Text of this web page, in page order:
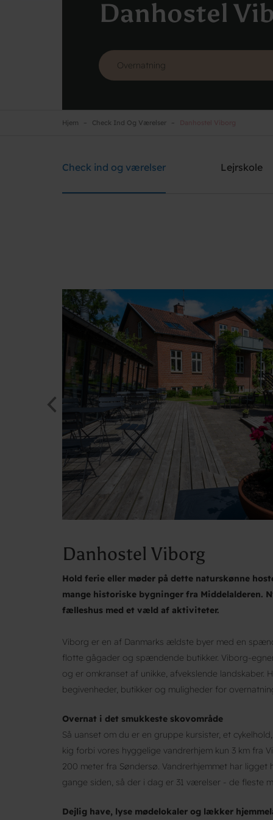
Danhostel
Danhostel Viborg
Hjem Check Ind Og Værelser
Check ind og værelser Lejrskole
Danhostel Viborg
Hold ferie eller møder på dette naturskønne
mange historiske bygninger fra Middelalderen.
fælleshus med et væld af aktiviteter.
Viborg er en af Danmarks ældste byer med en
flotte gågader og spændende butikker. Viborg-
og er omkranset af unikke, afvekslende landskaber.
begivenheder, butikker og muligheder for
Overnat i det smukkeste skovområde
Så uanset om du er en gruppe kursister, et
kig forbi vores hyggelige vandrerhjem kun 3 km fra
200 meter fra Søndersø. Vandrerhjemmet har ligget
gange siden, så der i dag er 31 værelser - de fleste
Dejlig have, lyse mødelokaler og lækker